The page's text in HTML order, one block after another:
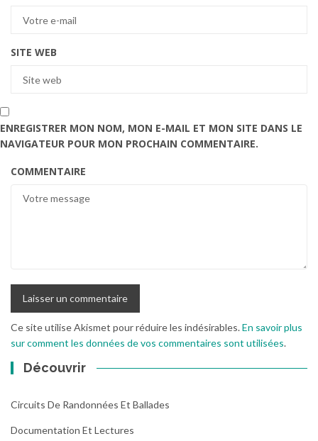
SITE WEB
ENREGISTRER MON NOM, MON E-MAIL ET MON SITE DANS LE
NAVIGATEUR POUR MON PROCHAIN COMMENTAIRE.
COMMENTAIRE
Ce site utilise Akismet pour réduire les indésirables.En savoir plus
sur comment les données de vos commentaires sont utilisées.
Découvrir
Circuits De Randonnées Et Ballades
Documentation Et Lectures